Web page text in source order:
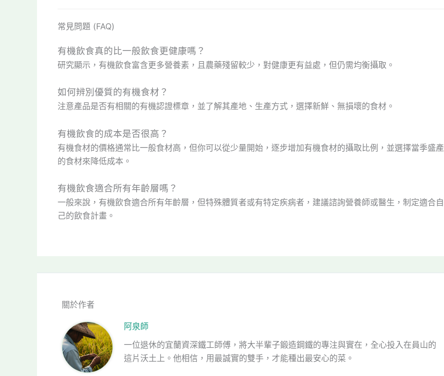
常見問題 (FAQ)
有機飲食真的比一般飲食更健康嗎？
研究顯示，有機飲食富含更多營養素，且農藥殘留較少，對健康更有益處，但仍需均衡攝取。
如何辨別優質的有機食材？
注意產品是否有相關的有機認證標章，並了解其產地、生產方式，選擇新鮮、無損壞的食材。
有機飲食的成本是否很高？
有機食材的價格通常比一般食材高，但你可以從少量開始，逐步增加有機食材的攝取比例，並選擇當季盛產
的食材來降低成本。
有機飲食適合所有年齡層嗎？
一般來說，有機飲食適合所有年齡層，但特殊體質者或有特定疾病者，建議諮詢營養師或醫生，制定適合自
己的飲食計畫。
關於作者
阿泉師
一位退休的宜蘭資深鐵工師傅，將大半輩子鍛造鋼鐵的專注與實在，全心投入在員山的
這片沃土上。他相信，用最誠實的雙手，才能種出最安心的菜。